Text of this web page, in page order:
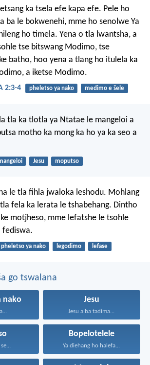
ka tsela efe kapa efe. Pele ho
ba le bokwenehi, mme ho senolwe Ya
ho timela. Yena o tla lwantsha, a
tse bitswang Modimo, tse
batho, hoo yena a tlang ho itulela ka
a iketse Modimo.
2:3-4 pheletso ya nako
medimo e šele
tla ka tlotla ya Ntatae le mangeloi a
motho ka mong ka ho ya ka seo a
Jesu moputso
le tla fihla jwaloka leshodu. Mohlang
fela ka lerata le tshabehang. Dintho
motjheso, mme lefatshe le tsohle
fediswa.
pheletso ya nako legodimo lefase
go tswalana
nako Jesu
Jesu a ba tadima...
Bopelotelele
Ya diehang ho halefa...